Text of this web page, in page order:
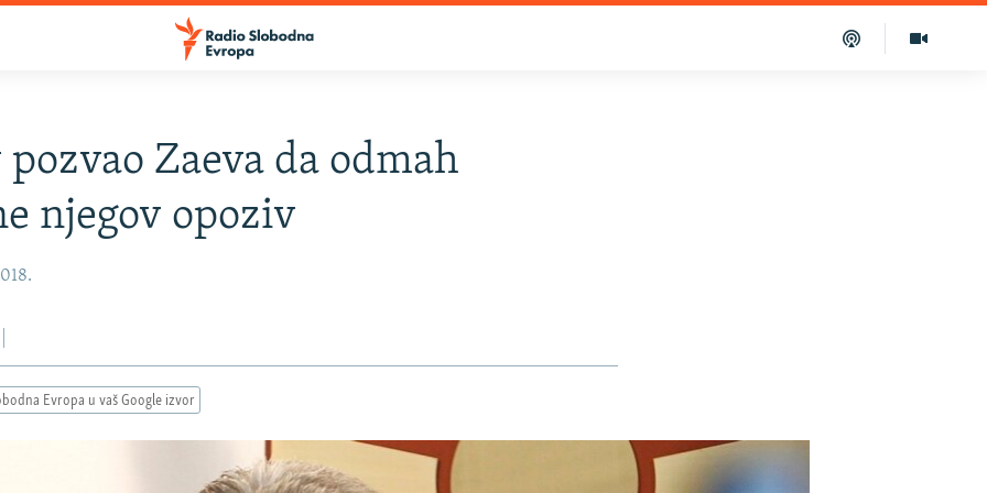
Zaeva da odmah
njegov opoziv
Evropa u vaš Google izvor